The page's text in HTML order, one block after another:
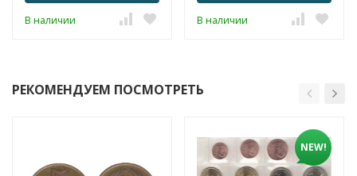
В наличии В наличии
РЕКОМЕНДУЕМ ПОСМОТРЕТЬ
NEW!